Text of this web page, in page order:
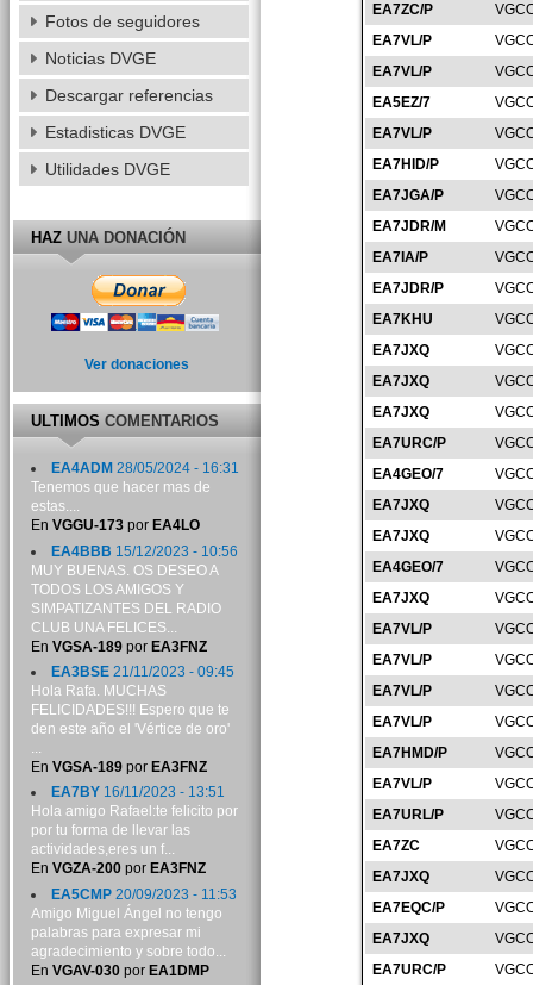
EA7ZC/P
EA7VL/P
EA7VL/P
EA5EZ/7
EA7VL/P
EA7HID/P
EA7JGA/P
EA7JDR/M
EA7IA/P
EA7JDR/P
EA7KHU
EA7JXQ
EA7JXQ
EA7JXQ
EA7URC/P
EA4GEO/7
EA7JXQ
EA7JXQ
EA4GEO/7
EA7JXQ
EA7VL/P
EA7VL/P
EA7VL/P
EA7VL/P
EA7HMD/P
EA7VL/P
EA7URL/P
EA7ZC
EA7JXQ
EA7EQC/P
EA7JXQ
EA7URC/P
Fotos de seguidores
Noticias DVGE
Descargar referencias
Estadisticas DVGE
Utilidades DVGE
HAZUNA DONACIÓN
Ver donaciones
ULTIMOSCOMENTARIOS
EA4ADM 28/05/2024 - 16:31
Tenemos que hacer mas de
estas....
En VGGU-173por EA4LO
EA4BBB 15/12/2023 - 10:56
MUY BUENAS. OS DESEO A
TODOS LOS AMIGOS Y
SIMPATIZANTES DEL RADIO
CLUB UNA FELICES...
En VGSA-189por EA3FNZ
EA3BSE21/11/2023 - 09:45
Hola Rafa. MUCHAS
FELICIDADES!!! Espero que te
den este año el 'Vértice de oro'
...
En VGSA-189por EA3FNZ
EA7BY16/11/2023 - 13:51
Hola amigo Rafael:te felicito por
por tu forma de llevar las
actividades,eres un f...
En VGZA-200por EA3FNZ
EA5CMP20/09/2023 - 11:53
Amigo Miguel Ángel no tengo
palabras para expresar mi
agradecimiento y sobre todo...
En VGAV-030por EA1DMP